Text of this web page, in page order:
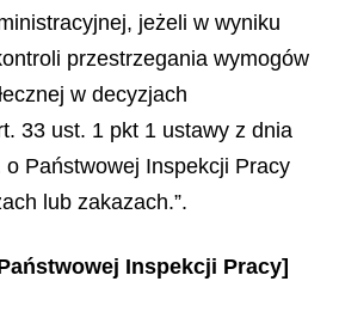
jeżeli w wyniku
przestrzegania wymogów
w decyzjach
33 ust. 1 pkt 1 ustawy z dnia
o Państwowej Inspekcji Pracy
lub zakazach.”.
Inspekcji Pracy]